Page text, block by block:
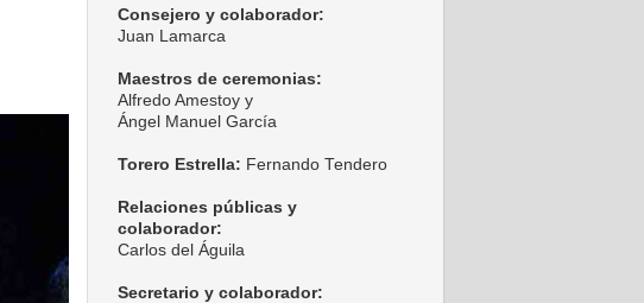
Consejero y colaborador:
Juan Lamarca
Maestros de ceremonias:
Alfredo Amestoy y
Ángel Manuel García
Torero Estrella: Fernando Tendero
Relaciones públicas y
colaborador:
Carlos del Águila
Secretario y colaborador: